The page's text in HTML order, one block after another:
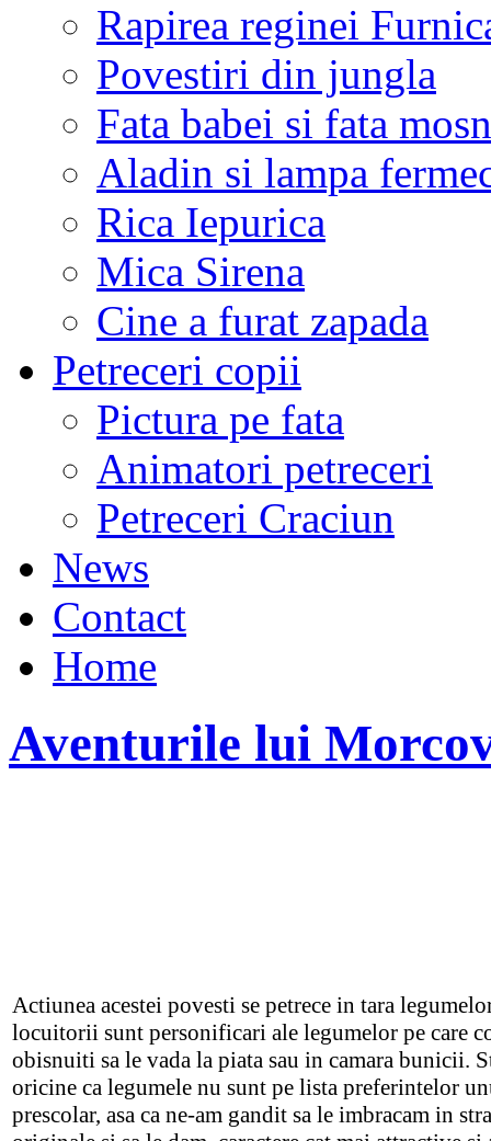
Rapirea reginei
Povestiri din jungla
Fata babei si fata
Aladin si lampa
Rica Iepurica
Mica Sirena
Cine a furat zapada
Petreceri copii
Pictura pe fata
Animatori petreceri
Petreceri Craciun
News
Contact
Home
Aventurile lui
Actiunea acestei povesti se petrece in tara
locuitorii sunt personificari ale legumelor pe care
obisnuiti sa le vada la piata sau in camara bunicii.
oricine ca legumele nu sunt pe lista preferintelor
prescolar, asa ca ne-am gandit sa le imbracam in